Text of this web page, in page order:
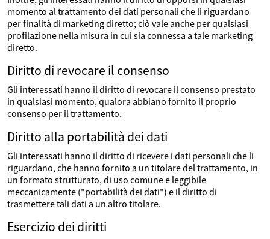
momento al trattamento dei dati personali che li riguardano
per finalità di marketing diretto; ciò vale anche per qualsiasi
profilazione nella misura in cui sia connessa a tale marketing
diretto.
Diritto di revocare il consenso
Gli interessati hanno il diritto di revocare il consenso prestato
in qualsiasi momento, qualora abbiano fornito il proprio
consenso per il trattamento.
Diritto alla portabilità dei dati
Gli interessati hanno il diritto di ricevere i dati personali che li
riguardano, che hanno fornito a un titolare del trattamento, in
un formato strutturato, di uso comune e leggibile
meccanicamente ("portabilità dei dati") e il diritto di
trasmettere tali dati a un altro titolare.
Esercizio dei diritti